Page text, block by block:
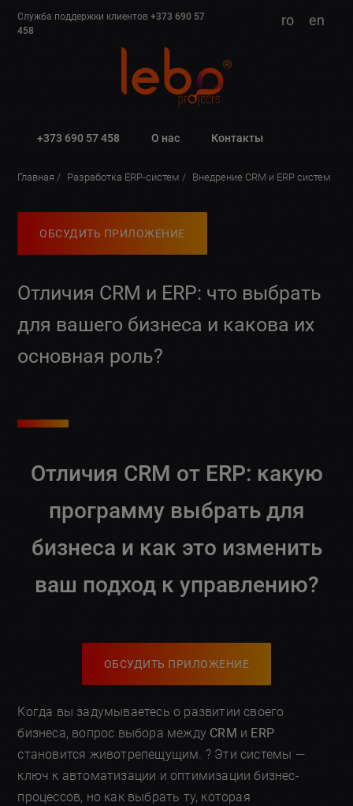
Служба поддержки клиентов+373 690 57
458
ro en
+373 690 57 458 О нас Контакты
Главная Разработка ERP-систем Внедрение CRM и ERP систем
ОБСУДИТЬ ПРИЛОЖЕНИЕ
Отличия CRM и ERP: что выбрать
для вашего бизнеса и какова их
основная роль?
Отличия CRM от ERP: какую
программу выбрать для
бизнеса и как это изменить
ваш подход к управлению?
ОБСУДИТЬ ПРИЛОЖЕНИЕ
Когда вы задумываетесь о развитии своего
бизнеса, вопрос выбора между CRM и ERP
становится животрепещущим. ? Эти системы —
ключ к автоматизации и оптимизации бизнес-
процессов, но как выбрать ту, которая